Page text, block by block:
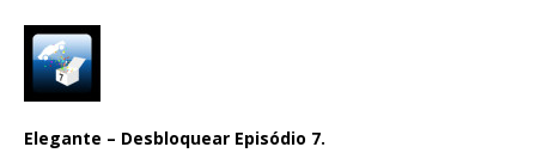
Elegante – Desbloquear Episódio 7.